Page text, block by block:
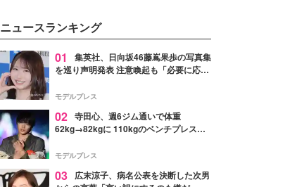
デルの宮城舞と島村雄大の特別対
談をお届け！それぞれの視点か
ら、今作ならではの魅力や予想外
の感動をもたらす奥深いストーリ
た。
ニュースランキング
01
集英社、日向坂46藤嶌果歩の写真集
を巡り声明発表 注意喚起も「必要に応じ
モデルプレス
02 寺田心、週6ジム通いで体重
62kg→82kgに 110kgのベンチプレス持
「かっこいい」と反響
モデルプレス
03
広末涼子、病名公表を決断した次男